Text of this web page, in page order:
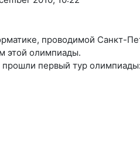
проводимой Санкт-
этой олимпиады.
прошли первый тур олимпиады: